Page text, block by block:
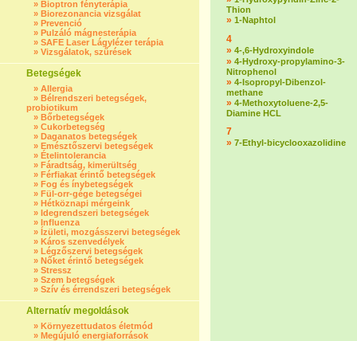
» Bioptron fényterápia
» Biorezonancia vizsgálat
» Prevenció
» Pulzáló mágnesterápia
» SAFE Laser Lágylézer terápia
» Vizsgálatok, szűrések
Betegségek
» Allergia
» Bélrendszeri betegségek,
probiotikum
» Bőrbetegségek
» Cukorbetegség
» Daganatos betegségek
» Emésztőszervi betegségek
» Ételintolerancia
» Fáradtság, kimerültség
» Férfiakat érintő betegségek
» Fog és ínybetegségek
» Fül-orr-gége betegségei
» Hétköznapi mérgeink
» Idegrendszeri betegségek
» Influenza
» Ízületi, mozgásszervi betegségek
» Káros szenvedélyek
» Légzőszervi betegségek
» Nőket érintő betegségek
» Stressz
» Szem betegségek
» Szív és érrendszeri betegségek
Alternatív megoldások
» Környezettudatos életmód
» Megújuló energiaforrások
Thion
» 1-Naphtol
4
» 4-,6-Hydroxyindole
» 4-Hydroxy-propylamino-3-
Nitrophenol
» 4-Isopropyl-Dibenzol-
methane
» 4-Methoxytoluene-2,5-
Diamine HCL
7
» 7-Ethyl-bicyclooxazolidine